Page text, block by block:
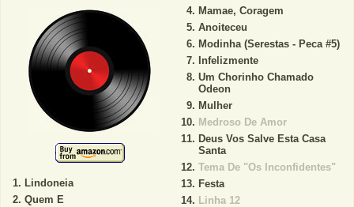
Lindoneia
Quem E
Mamae, Coragem
Anoiteceu
Modinha (Serestas - Peca #5)
Infelizmente
Um Chorinho Chamado
Odeon
Mulher
Medroso De Amor
Deus Vos Salve Esta Casa
Santa
Tema De "Os Inconfidentes"
Festa
Linha 12